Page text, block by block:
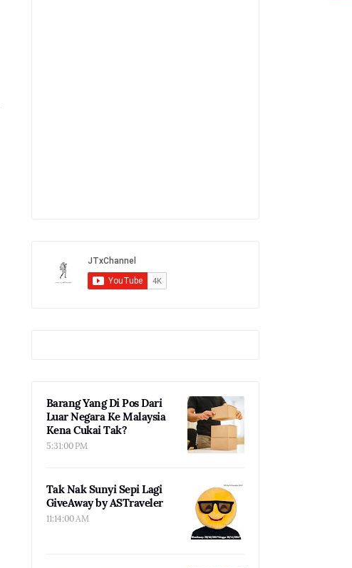
Barang Yang Di Pos Dari
Luar Negara Ke Malaysia
Kena Cukai Tak?
5:31:00 PM
Tak Nak Sunyi Sepi Lagi
GiveAway by ASTraveler
11:14:00 AM